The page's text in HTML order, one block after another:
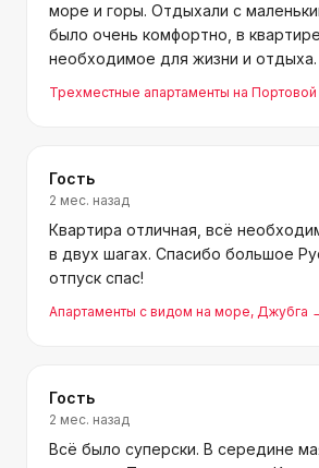
море и горы. Отдыхали с
было очень комфортно, в
необходимое для жизни и отдыха.
порадовали своим
спасибо.
Трехместные апартаменты на Портовой
Гость
2 мес. назад
Квартира отличная, всё
в двух шагах. Спасибо большое
отпуск спас!
Апартаменты с видом на море, Джубга
Гость
2 мес. назад
Всё было суперски. В середине